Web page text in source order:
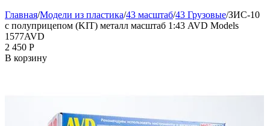
Главная/Модели из пластика/43 масштаб/43 Грузовые/ЗИС-10
с полуприцепом (KIT) металл масштаб 1:43 AVD Models
1577AVD
2 450 Р
В корзину